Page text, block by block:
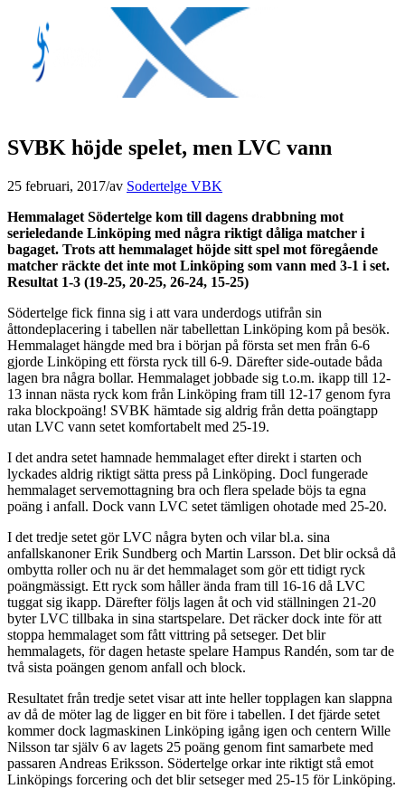
SVBK höjde spelet, men LVC vann
25 februari, 2017/av Sodertelge VBK
Hemmalaget Södertelge kom till dagens drabbning mot
serieledande Linköping med några riktigt dåliga matcher i
bagaget. Trots att hemmalaget höjde sitt spel mot föregående
matcher räckte det inte mot Linköping som vann med 3-1 i set.
Resultat 1-3 (19-25, 20-25, 26-24, 15-25)
Södertelge fick finna sig i att vara underdogs utifrån sin
åttondeplacering i tabellen när tabellettan Linköping kom på besök.
Hemmalaget hängde med bra i början på första set men från 6-6
gjorde Linköping ett första ryck till 6-9. Därefter side-outade båda
lagen bra några bollar. Hemmalaget jobbade sig t.o.m. ikapp till 12-
13 innan nästa ryck kom från Linköping fram till 12-17 genom fyra
raka blockpoäng! SVBK hämtade sig aldrig från detta poängtapp
utan LVC vann setet komfortabelt med 25-19.
I det andra setet hamnade hemmalaget efter direkt i starten och
lyckades aldrig riktigt sätta press på Linköping. Docl fungerade
hemmalaget servemottagning bra och flera spelade böjs ta egna
poäng i anfall. Dock vann LVC setet tämligen ohotade med 25-20.
I det tredje setet gör LVC några byten och vilar bl.a. sina
anfallskanoner Erik Sundberg och Martin Larsson. Det blir också då
ombytta roller och nu är det hemmalaget som gör ett tidigt ryck
poängmässigt. Ett ryck som håller ända fram till 16-16 då LVC
tuggat sig ikapp. Därefter följs lagen åt och vid ställningen 21-20
byter LVC tillbaka in sina startspelare. Det räcker dock inte för att
stoppa hemmalaget som fått vittring på setseger. Det blir
hemmalagets, för dagen hetaste spelare Hampus Randén, som tar de
två sista poängen genom anfall och block.
Resultatet från tredje setet visar att inte heller topplagen kan slappna
av då de möter lag de ligger en bit före i tabellen. I det fjärde setet
kommer dock lagmaskinen Linköping igång igen och centern Wille
Nilsson tar själv 6 av lagets 25 poäng genom fint samarbete med
passaren Andreas Eriksson. Södertelge orkar inte riktigt stå emot
Linköpings forcering och det blir setseger med 25-15 för Linköping.